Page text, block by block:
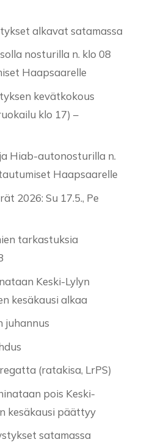
alkavat satamassa
nosturilla n. klo 08
Haapsaarelle
kevätkokous
klo 17) –
Hiab-autonosturilla n.
Haapsaarelle
2026: Su 17.5., Pe
tarkastuksia
Keski-Lylyn
kesäkausi alkaa
juhannus
(ratakisa, LrPS)
pois Keski-
kesäkausi päättyy
satamassa